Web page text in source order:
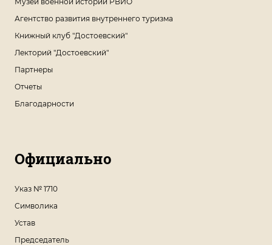
Агентство развития внутреннего туризма
Книжный клуб "Достоевский"
Лекторий "Достоевский"
Партнеры
Отчеты
Благодарности
Официально
Указ № 1710
Символика
Устав
Председатель